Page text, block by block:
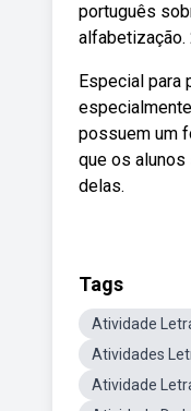
português
alfabetização.
Especial para
possuem um
que os alunos
delas.
Tags
Atividade
Atividades
Atividade